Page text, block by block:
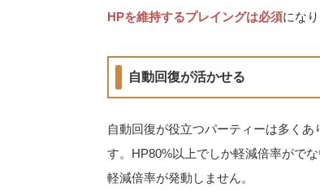
HPを維持するプレイングは必須になり
自動回復が活かせる
自動回復が役立つパーティーは多く
す。HP80%以上でしか軽減倍率がで
軽減倍率が発動しません。